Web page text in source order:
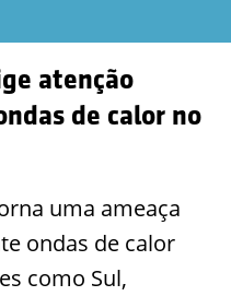
atenção
de calor no
uma ameaça
ondas de calor
como Sul,